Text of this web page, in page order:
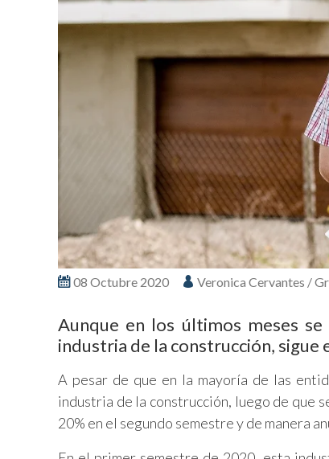
08 Octubre 2020 Veronica Cervantes /
Aunque en los últimos meses
industria de la construcción, sigue
A pesar de que en la mayoría de las
industria de la construcción, luego de que
20% en el segundo semestre y de manera